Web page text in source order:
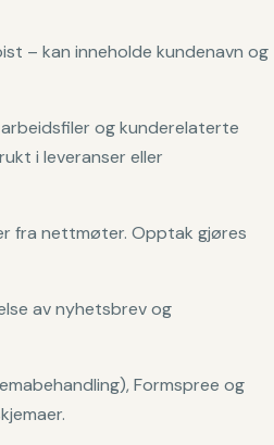
– kan inneholde kundenavn og
og kunderelaterte
i leveranser eller
fra nettmøter. Opptak gjøres
av nyhetsbrev og
Formspree og